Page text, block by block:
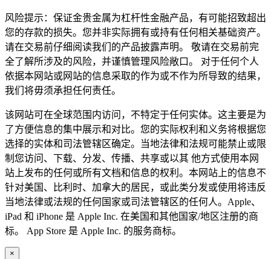
风险提示：保证金贵金属为杠杆性金融产品，有可能招致超出
您的存款的损失。您并非实际拥有或持有任何相关基础资产。
请在交易前仔细阅读我们的产品披露声明。 敬请在交易前完
全了解所涉及的风险，并谨慎管理风险敞口。 对于任何个人
依据本网站或网站的信息采取的作为或不作为所导致的结果，
我们将毋须承担任何责任。
该网站可在全球范围内访问，不特定于任何实体。这主要是为
了方便信息的集中展示和对比。您的实际权利和义务将根据您
选择的实体和司法管辖区确定。当地法律和法规可能禁止或限
制您访问、下载、分发、传播、共享或以其 他方式使用本网
站上发布的任何或所有文档和信息的权利。本网站上的信息不
针对美国、比利时、加拿大的居民，或此类分发或使用将违反
当地法律或法规的任何国家或司法管辖区的任何人。Apple、
iPad 和 iPhone 是 Apple Inc. 在美国和其他国家/地区注册的商
标。 App Store 是 Apple Inc. 的服务商标。
×